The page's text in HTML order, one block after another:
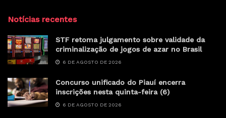
Notícias recentes
STF retoma julgamento sobre validade da
criminalização de jogos de azar no Brasil
6 DE AGOSTO DE 2026
Concurso unificado do Piauí encerra
inscrições nesta quinta-feira (6)
6 DE AGOSTO DE 2026